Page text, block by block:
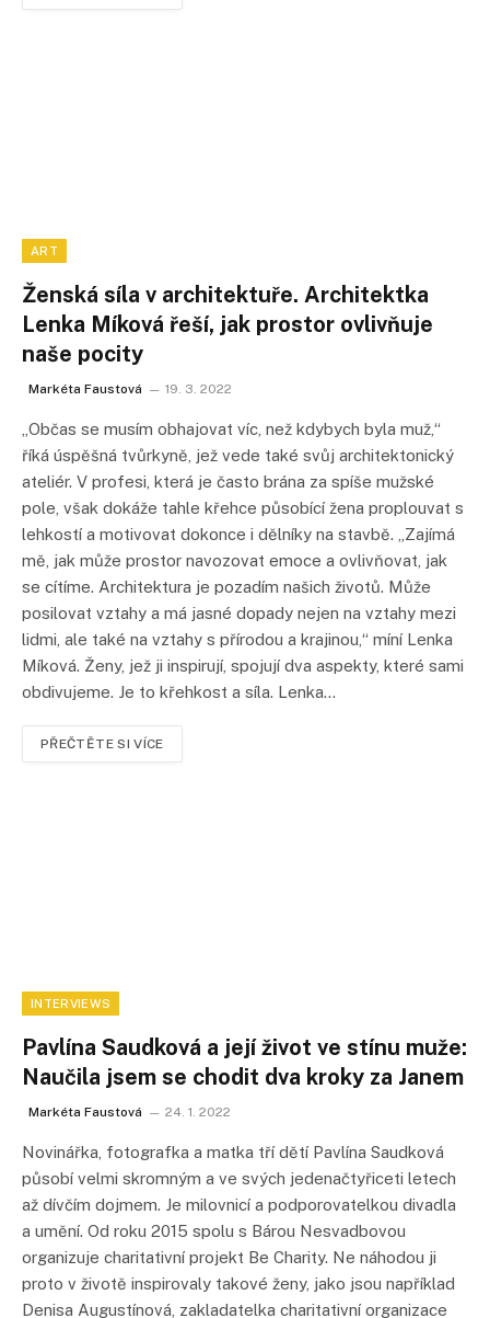
ART
Ženská síla v architektuře. Architektka
Lenka Míková řeší, jak prostor ovlivňuje
naše pocity
Markéta Faustová 19. 3. 2022
„Občas se musím obhajovat víc, než kdybych byla muž,“
říká úspěšná tvůrkyně, jež vede také svůj architektonický
ateliér. V profesi, která je často brána za spíše mužské
pole, však dokáže tahle křehce působící žena proplouvat s
lehkostí a motivovat dokonce i dělníky na stavbě. „Zajímá
mě, jak může prostor navozovat emoce a ovlivňovat, jak
se cítíme. Architektura je pozadím našich životů. Může
posilovat vztahy a má jasné dopady nejen na vztahy mezi
lidmi, ale také na vztahy s přírodou a krajinou,“ míní Lenka
Míková. Ženy, jež ji inspirují, spojují dva aspekty, které sami
obdivujeme. Je to křehkost a síla. Lenka…
PŘEČTĚTE SI VÍCE
INTERVIEWS
Pavlína Saudková a její život ve stínu muže:
Naučila jsem se chodit dva kroky za Janem
Markéta Faustová 24. 1. 2022
Novinářka, fotografka a matka tří dětí Pavlína Saudková
působí velmi skromným a ve svých jedenačtyřiceti letech
až dívčím dojmem. Je milovnicí a podporovatelkou divadla
a umění. Od roku 2015 spolu s Bárou Nesvadbovou
organizuje charitativní projekt Be Charity. Ne náhodou ji
proto v životě inspirovaly takové ženy, jako jsou například
Denisa Augustínová, zakladatelka charitativní organizace